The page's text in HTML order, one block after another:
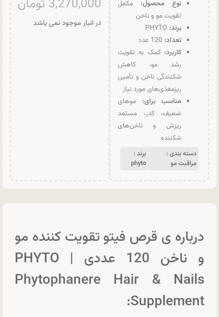
نوع محصول: مکمل
تقویت مو و ناخن
برند:
تعداد:
کاربرد: کمک به تقویت
رشد مو، کاهش
شکنندگی ناخن و تأمین
ریزمغذی‌های مورد نیاز
مناسب برای: موهای
ضعیف، کدر، مستعد
ریزش و ناخن‌های
شکننده
دسته بندی :
مراقبت مو
برند :
phyto
3,270,000 تومان
در انبار موجود نمی باشد
درباره ی قرص فیتو تقویت کننده مو
و ناخن 120 عددی | PHYTO
Phytophanere Hair & Nails
Supplement: